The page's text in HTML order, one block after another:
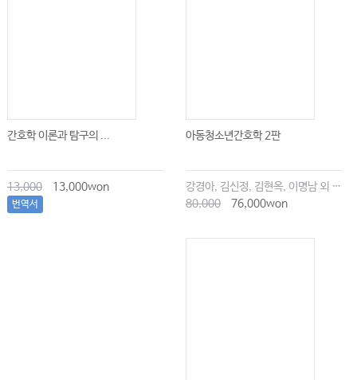
간호학 이론과 탐구의 ...
13,000 13,000won
번역서
아동청소년간호학 2판
강경아, 김신정, 김현옥, 이명남 외 공저
80,000
76,000won